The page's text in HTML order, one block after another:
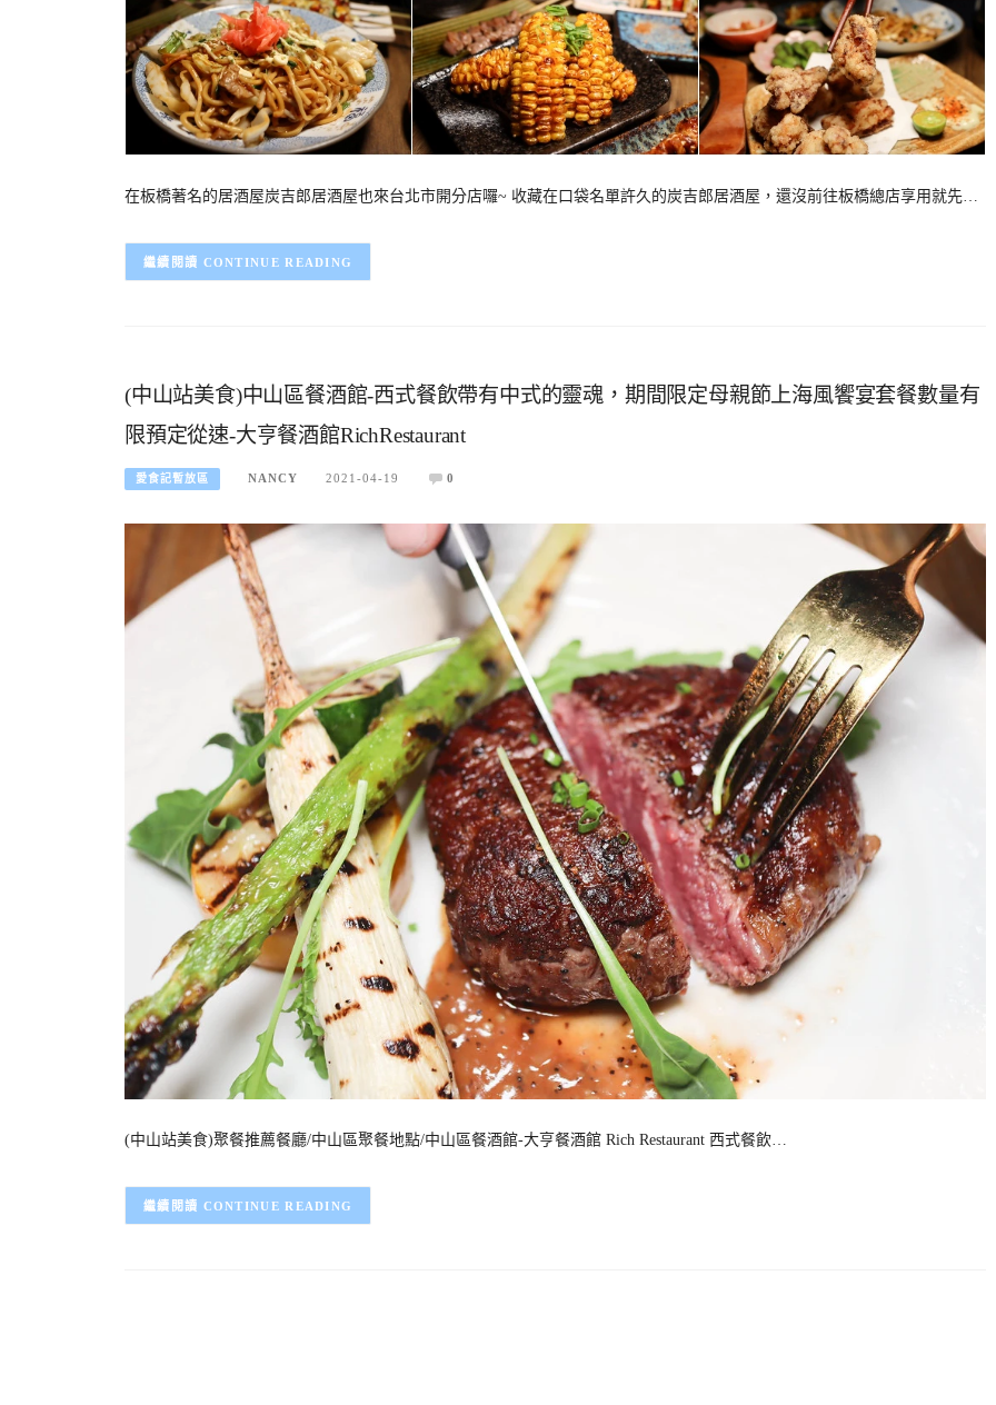
在板橋著名的居酒屋炭吉郎居酒屋也來台北市開分店囉~ 收藏在口袋名單許久的炭吉郎居酒屋，還沒前往板橋總店享用就先…
CONTINUE READING
(中山站美食)中山區餐酒館-西式餐飲帶有中式的靈魂，期間限定母親節上海風饗宴套餐數量有
限預定從速-大亨餐酒館RichRestaurant
愛食記暫放區 NANCY 2021-04-19 0
(中山站美食)聚餐推薦餐廳/中山區聚餐地點/中山區餐酒館-大亨餐酒館 Rich Restaurant 西式餐飲…
CONTINUE READING